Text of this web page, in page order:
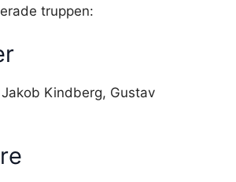
truppen:
Kindberg, Gustav